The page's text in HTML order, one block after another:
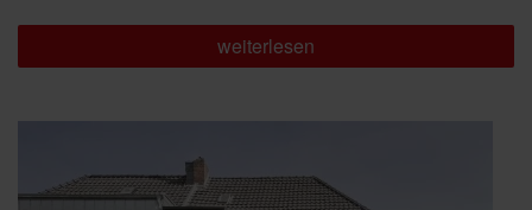
„Sicher.
Schnell.
weiterlesen